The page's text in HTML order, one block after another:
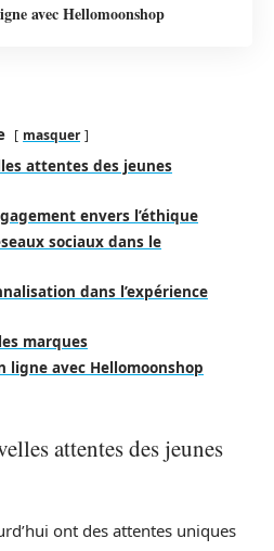
avec Hellomoonshop
masquer
attentes des jeunes
envers l’éthique
sociaux dans le
dans l’expérience
marques
ligne avec Hellomoonshop
attentes des jeunes
ont des attentes uniques